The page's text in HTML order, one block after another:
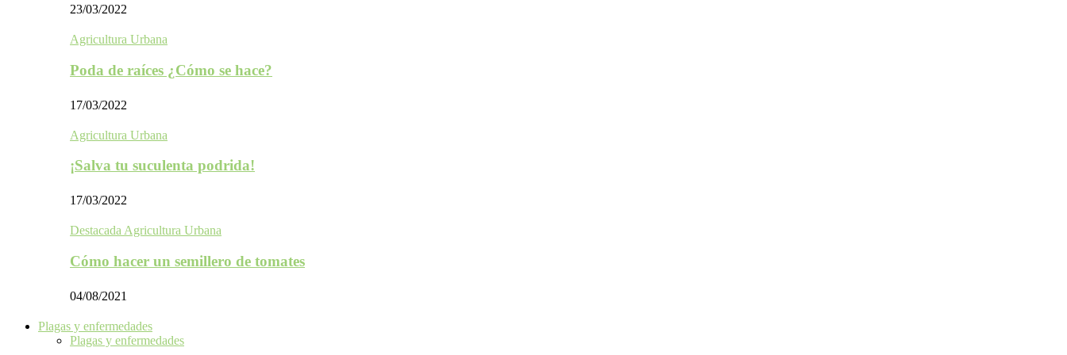
23/03/2022
Agricultura Urbana
Poda de raíces ¿Cómo se hace?
17/03/2022
Agricultura Urbana
¡Salva tu suculenta podrida!
17/03/2022
Destacada Agricultura Urbana
Cómo hacer un semillero de tomates
04/08/2021
Plagas y enfermedades
Plagas y enfermedades